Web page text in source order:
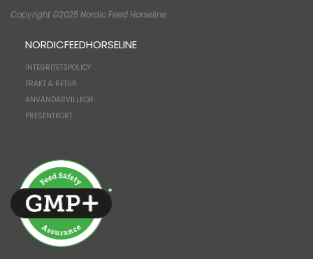
Copyright ©2025 Nordic Feed Horseline
NORDICFEEDHORSELINE
INTEGRITETSPOLICY
FRAKT & RETUR
ANVÄNDARVILLKOR
PRESENTKORT